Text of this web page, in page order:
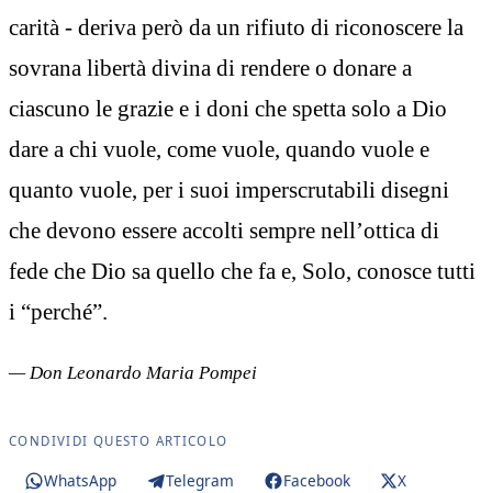
carità - deriva però da un rifiuto di riconoscere la
sovrana libertà divina di rendere o donare a
ciascuno le grazie e i doni che spetta solo a Dio
dare a chi vuole, come vuole, quando vuole e
quanto vuole, per i suoi imperscrutabili disegni
che devono essere accolti sempre nell’ottica di
fede che Dio sa quello che fa e, Solo, conosce tutti
i “perché”.
— Don Leonardo Maria Pompei
CONDIVIDI QUESTO ARTICOLO
WhatsApp Telegram Facebook
X